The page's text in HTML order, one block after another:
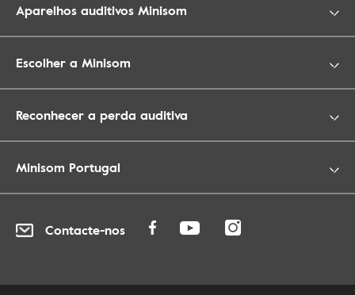
Aparelhos auditivos Minisom
Escolher a Minisom
Reconhecer a perda auditiva
Minisom Portugal
Contacte-nos